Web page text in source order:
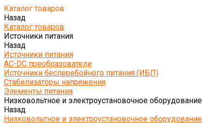
Каталог товаров
Назад
Каталог товаров
Источники питания
Назад
Источники питания
AC-DC преобразователи
Источники бесперебойного питания (ИБП)
Стабилизаторы напряжения
Элементы питания
Низковольтное и электроустановочное оборудование
Назад
Низковольтное и электроустановочное оборудование